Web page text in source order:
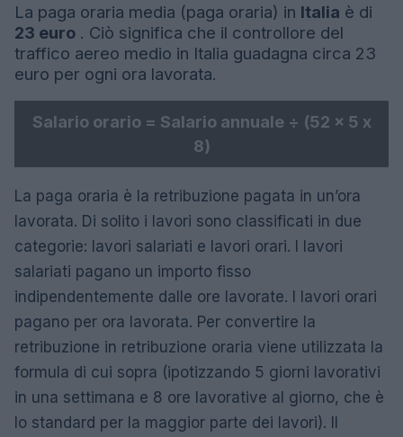
La paga oraria media (paga oraria) in Italia è di
23 euro . Ciò significa che il controllore del
traffico aereo medio in Italia guadagna circa 23
euro per ogni ora lavorata.
Salario orario = Salario annuale ÷ (52 x 5 x
8)
La paga oraria è la retribuzione pagata in un’ora
lavorata. Di solito i lavori sono classificati in due
categorie: lavori salariati e lavori orari. I lavori
salariati pagano un importo fisso
indipendentemente dalle ore lavorate. I lavori orari
pagano per ora lavorata. Per convertire la
retribuzione in retribuzione oraria viene utilizzata la
formula di cui sopra (ipotizzando 5 giorni lavorativi
in ​​una settimana e 8 ore lavorative al giorno, che è
lo standard per la maggior parte dei lavori). Il